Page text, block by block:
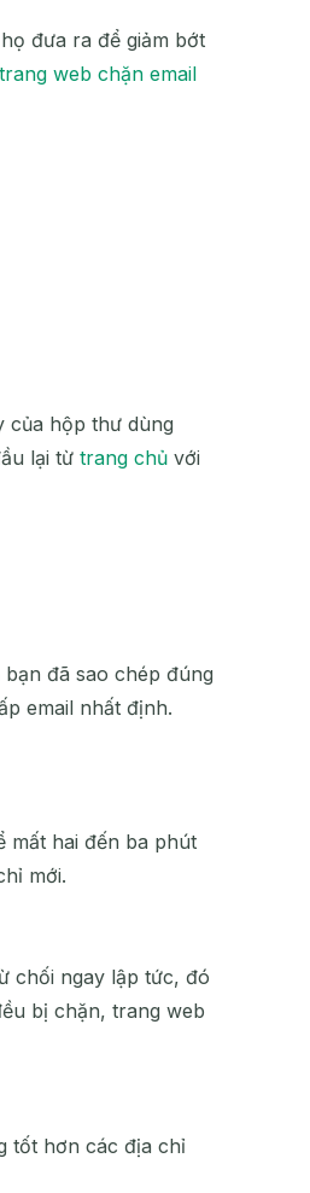
đưa ra để giảm bớt
web chặn email
của hộp thư dùng
lại từ trang chủ với
đã sao chép đúng
email nhất định.
mất hai đến ba phút
mới.
chối ngay lập tức, đó
bị chặn, trang web
tốt hơn các địa chỉ